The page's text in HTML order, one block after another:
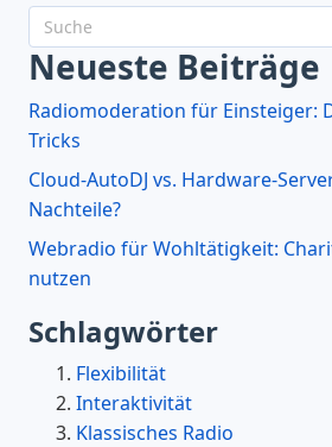
Neueste Beiträge
Radiomoderation für Einsteiger:
Tricks
Cloud-AutoDJ vs. Hardware-
Nachteile?
Webradio für Wohltätigkeit:
nutzen
Schlagwörter
Flexibilität
Interaktivität
Klassisches Radio